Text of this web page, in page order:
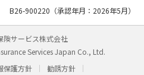
B26-900220（承認年月：2026年5月）
険サービス株式会社
Services Japan Co., Ltd.
保護方針
勧誘方針